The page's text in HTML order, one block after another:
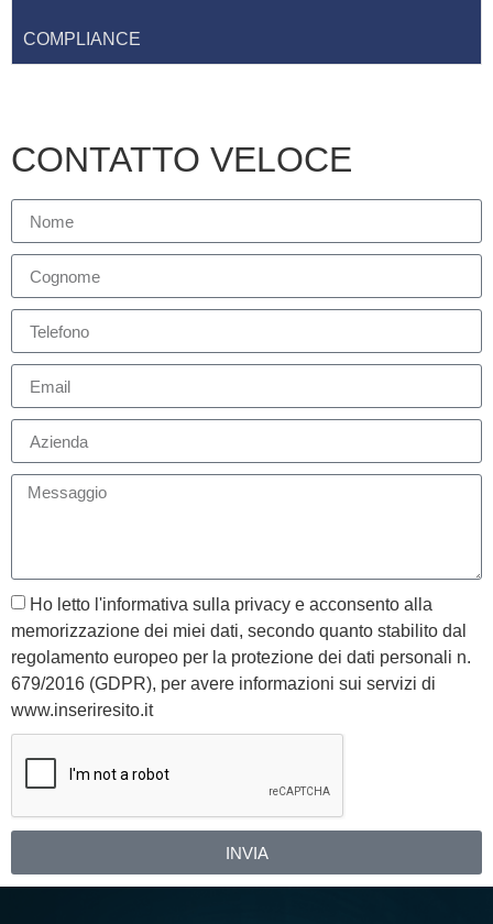
COMPLIANCE
CONTATTO VELOCE
Ho letto l'informativa sulla privacy e acconsento alla
memorizzazione dei miei dati, secondo quanto stabilito dal
regolamento europeo per la protezione dei dati personali n.
679/2016 (GDPR), per avere informazioni sui servizi di
www.inseriresito.it
INVIA
Alternative: